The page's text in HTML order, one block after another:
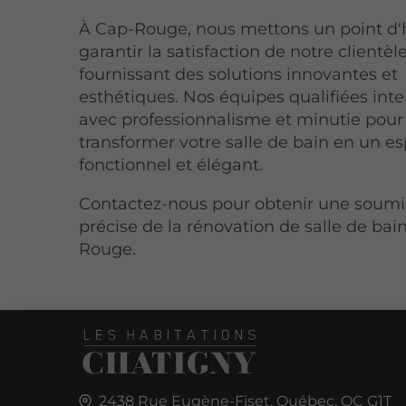
À Cap-Rouge, nous mettons un point
garantir la satisfaction de notre
fournissant des solutions innovantes et
esthétiques. Nos équipes qualifiées
avec professionnalisme et minutie pour
transformer votre salle de bain en un
fonctionnel et élégant.
Contactez-nous pour obtenir une
précise de la rénovation de salle de
Rouge.
2438 Rue Eugène-Fiset, Québec, QC G1T